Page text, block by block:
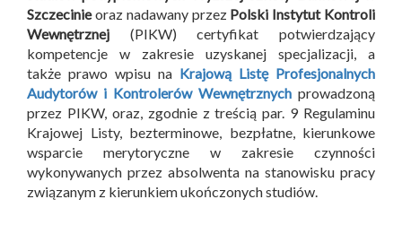
Szczecinieoraz nadawany przez Polski Instytut Kontroli
Wewnętrznej (PIKW) certyfikat potwierdzający
kompetencje w zakresie uzyskanej specjalizacji, a
także prawo wpisu na Krajową Listę Profesjonalnych
Audytorów i Kontrolerów Wewnętrznych prowadzoną
przez PIKW, oraz, zgodnie z treścią par. 9 Regulaminu
Krajowej Listy, bezterminowe, bezpłatne, kierunkowe
wsparcie merytoryczne w zakresie czynności
wykonywanych przez absolwenta na stanowisku pracy
związanym z kierunkiem ukończonych studiów.